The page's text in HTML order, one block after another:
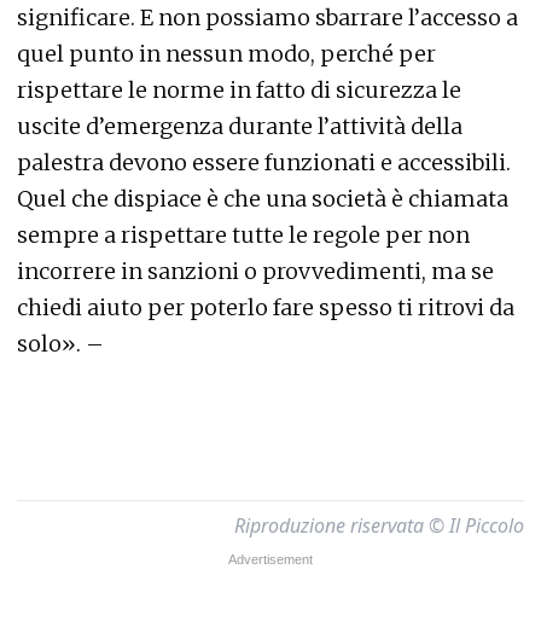
significare. E non possiamo sbarrare l’accesso a
quel punto in nessun modo, perché per
rispettare le norme in fatto di sicurezza le
uscite d’emergenza durante l’attività della
palestra devono essere funzionati e accessibili.
Quel che dispiace è che una società è chiamata
sempre a rispettare tutte le regole per non
incorrere in sanzioni o provvedimenti, ma se
chiedi aiuto per poterlo fare spesso ti ritrovi da
solo». –
Riproduzione riservata © Il Piccolo